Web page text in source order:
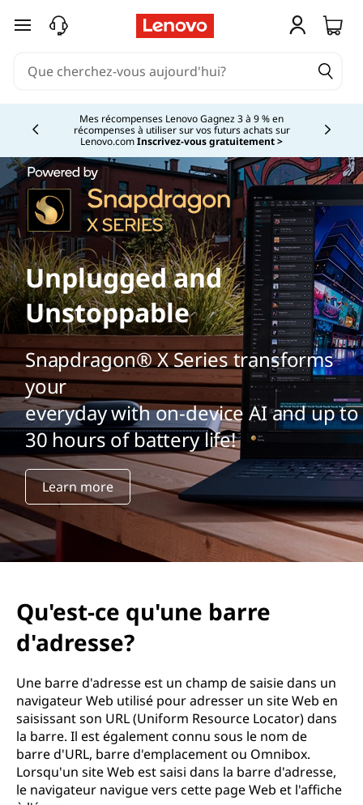
passer au contenu principal
Mes récompenses Lenovo Gagnez 3 à 9 % en
récompenses à utiliser sur vos futurs achats sur
Lenovo.comInscrivez-vous gratuitement >
Currently displaying item 2 of
Unplugged and
Unstoppable
Snapdragon® X Series transforms
your
everyday with on-device AI and up to
30 hours of battery life!
Learn more
Qu'est-ce qu'une barre
d'adresse?
Une barre d'adresse est un champ de saisie dans un
navigateur Web utilisé pour adresser un site Web en
saisissant son URL (Uniform Resource Locator) dans
la barre. Il est également connu sous le nom de
barre d'URL, barre d'emplacement ou Omnibox.
Lorsqu'un site Web est saisi dans la barre d'adresse,
le navigateur navigue vers cette page Web et l'affiche